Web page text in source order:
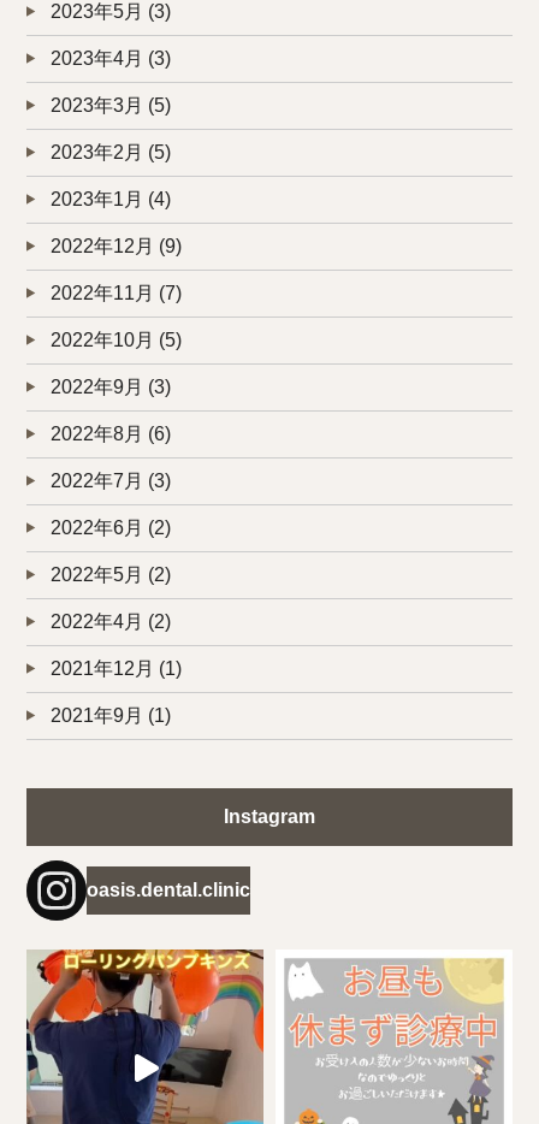
2023年5月 (3)
2023年4月 (3)
2023年3月 (5)
2023年2月 (5)
2023年1月 (4)
2022年12月 (9)
2022年11月 (7)
2022年10月 (5)
2022年9月 (3)
2022年8月 (6)
2022年7月 (3)
2022年6月 (2)
2022年5月 (2)
2022年4月 (2)
2021年12月 (1)
2021年9月 (1)
Instagram
oasis.dental.clinic